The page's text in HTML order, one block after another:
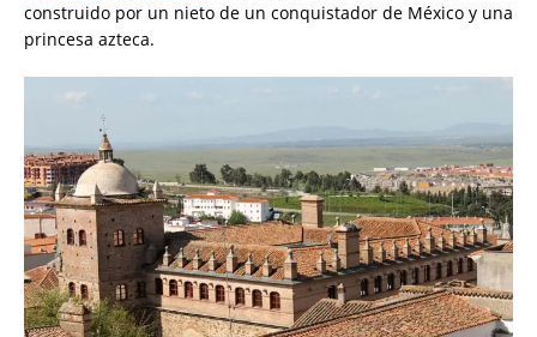
construido por un nieto de un conquistador de México y una
princesa azteca.